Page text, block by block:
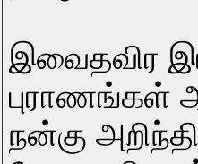
இவைதவிர
புராணங்கள்
நன்கு